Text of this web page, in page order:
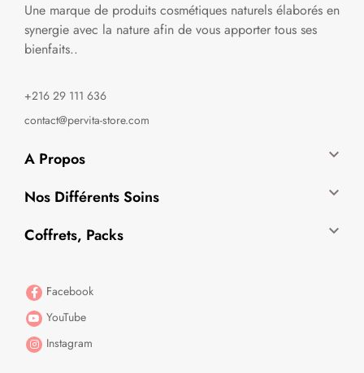
Une marque de produits cosmétiques naturels élaborés en
synergie avec la nature afin de vous apporter tous ses
bienfaits..
+216 29 111 636
contact@pervita-store.com
A Propos 
Nos Différents Soins 
Coffrets, Packs 
Facebook
YouTube
Instagram